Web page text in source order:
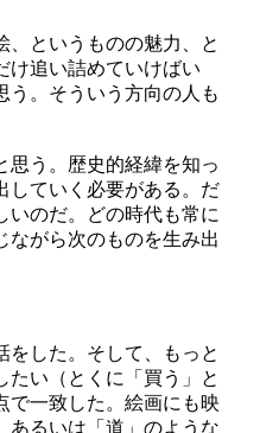
、というものの魅力、と
け追い詰めていけばい
う。そういう方向の人も
思う。歴史的経緯を知っ
していく必要がある。だ
いのだ。どの時代も常に
ながら次のものを生み出
をした。そして、もっと
たい（とくに「買う」と
で一致した。絵画にも映
あるいは「道」のような